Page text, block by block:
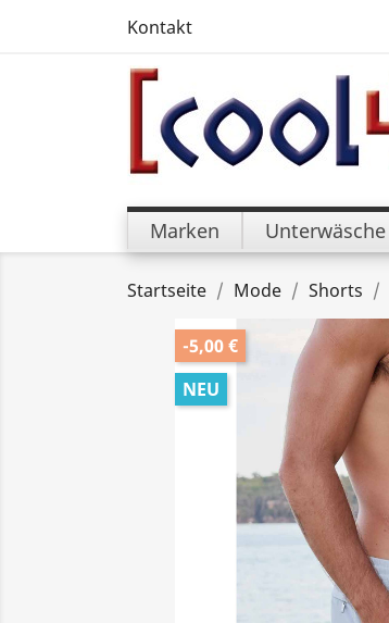
Kontakt
Marken Unterwäsche
Startseite Mode Shorts
-5,00 €
NEU